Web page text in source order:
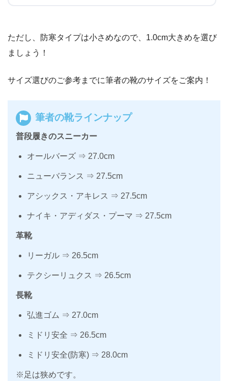
ただし、防寒タイプは小さめなので、1.0cm大きめを選び
ましょう！
サイズ選びのご参考までに筆者の靴のサイズをご案内！
筆者の靴ラインナップ
普段履きのスニーカー
オールバーズ ⇒ 27.0cm
ニューバランス ⇒ 27.5cm
アシックス・アキレス ⇒ 27.5cm
ナイキ・アディダス・プーマ ⇒ 27.5cm
革靴
リーガル ⇒ 26.5cm
テクシーリュクス ⇒ 26.5cm
長靴
弘進ゴム ⇒ 27.0cm
ミドリ安全 ⇒ 26.5cm
ミドリ安全(防寒) ⇒ 28.0cm
※足は狭めです。